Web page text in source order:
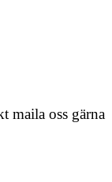
maila oss gärna